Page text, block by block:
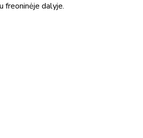
freoninėje dalyje.